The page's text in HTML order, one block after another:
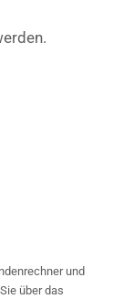
und
über das